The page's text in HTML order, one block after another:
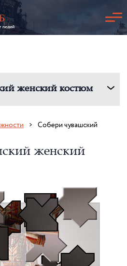
женский костюм
Собери чувашский
женский